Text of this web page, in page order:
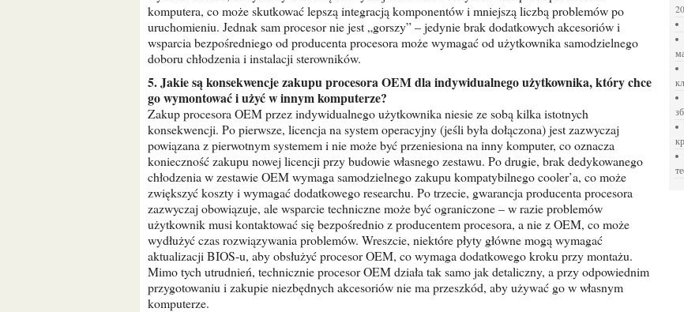
komputera, co może skutkować lepszą integracją komponentów i mniejszą liczbą problemów po
uruchomieniu. Jednak sam procesor nie jest „gorszy” – jedynie brak dodatkowych akcesoriów i
wsparcia bezpośredniego od producenta procesora może wymagać od użytkownika samodzielnego
doboru chłodzenia i instalacji sterowników.
5. Jakie są konsekwencje zakupu procesora OEM dla indywidualnego użytkownika, który chce
go wymontować i użyć w innym komputerze?
Zakup procesora OEM przez indywidualnego użytkownika niesie ze sobą kilka istotnych
konsekwencji. Po pierwsze, licencja na system operacyjny (jeśli była dołączona) jest zazwyczaj
powiązana z pierwotnym systemem i nie może być przeniesiona na inny komputer, co oznacza
konieczność zakupu nowej licencji przy budowie własnego zestawu. Po drugie, brak dedykowanego
chłodzenia w zestawie OEM wymaga samodzielnego zakupu kompatybilnego cooler’a, co może
zwiększyć koszty i wymagać dodatkowego researchu. Po trzecie, gwarancja producenta procesora
zazwyczaj obowiązuje, ale wsparcie techniczne może być ograniczone – w razie problemów
użytkownik musi kontaktować się bezpośrednio z producentem procesora, a nie z OEM, co może
wydłużyć czas rozwiązywania problemów. Wreszcie, niektóre płyty główne mogą wymagać
aktualizacji BIOS-u, aby obsłużyć procesor OEM, co wymaga dodatkowego kroku przy montażu.
Mimo tych utrudnień, technicznie procesor OEM działa tak samo jak detaliczny, a przy odpowiednim
przygotowaniu i zakupie niezbędnych akcesoriów nie ma przeszkód, aby używać go w własnym
komputerze.